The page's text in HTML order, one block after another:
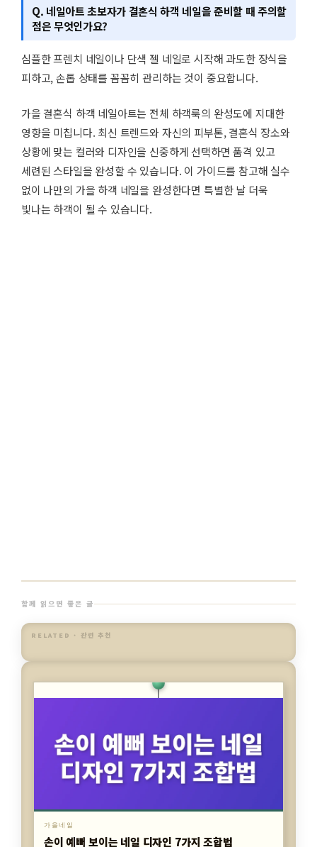
Q. 네일아트 초보자가 결혼식 하객 네일을 준비할 때 주의할
점은 무엇인가요?
심플한 프렌치 네일이나 단색 젤 네일로 시작해 과도한 장식을
피하고, 손톱 상태를 꼼꼼히 관리하는 것이 중요합니다.
가을 결혼식 하객 네일아트는 전체 하객룩의 완성도에 지대한
영향을 미칩니다. 최신 트렌드와 자신의 피부톤, 결혼식 장소와
상황에 맞는 컬러와 디자인을 신중하게 선택하면 품격 있고
세련된 스타일을 완성할 수 있습니다. 이 가이드를 참고해 실수
없이 나만의 가을 하객 네일을 완성한다면 특별한 날 더욱
빛나는 하객이 될 수 있습니다.
함께 읽으면 좋은 글
RELATED · 관련 추천
가을네일
손이 예뻐 보이는 네일 디자인 7가지 조합법